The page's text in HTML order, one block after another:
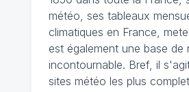
météo, ses tableaux
climatiques en France,
est également une base de
incontournable. Bref, il
sites météo les plus